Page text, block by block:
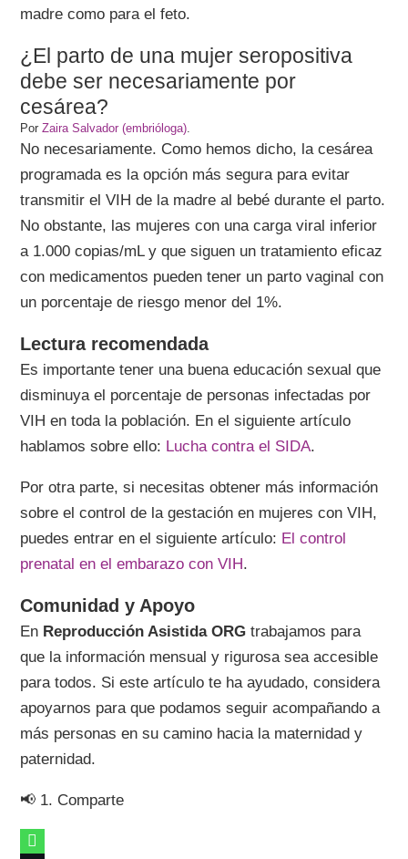
madre como para el feto.
¿El parto de una mujer seropositiva
debe ser necesariamente por
cesárea?
PorZaira Salvador (embrióloga)
No necesariamente. Como hemos dicho, la cesárea
programada es la opción más segura para evitar
transmitir el VIH de la madre al bebé durante el parto.
No obstante, las mujeres con una carga viral inferior
a 1.000 copias/mL y que siguen un tratamiento eficaz
con medicamentos pueden tener un parto vaginal con
un porcentaje de riesgo menor del 1%.
Lectura recomendada
Es importante tener una buena educación sexual que
disminuya el porcentaje de personas infectadas por
VIH en toda la población. En el siguiente artículo
hablamos sobre ello: Lucha contra el SIDA.
Por otra parte, si necesitas obtener más información
sobre el control de la gestación en mujeres con VIH,
puedes entrar en el siguiente artículo: El control
prenatal en el embarazo con VIH.
Comunidad y Apoyo
En Reproducción Asistida ORG trabajamos para
que la información mensual y rigurosa sea accesible
para todos. Si este artículo te ha ayudado, considera
apoyarnos para que podamos seguir acompañando a
más personas en su camino hacia la maternidad y
paternidad.
📢 1. Comparte